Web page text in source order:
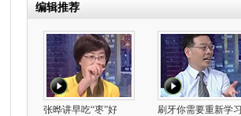
编辑推荐
张晔讲早吃“枣”好 刷牙你需要重新学习